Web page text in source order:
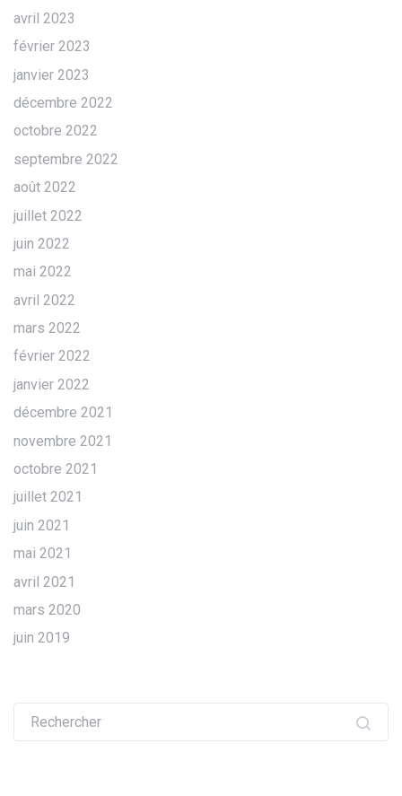
avril 2023
février 2023
janvier 2023
décembre 2022
octobre 2022
septembre 2022
août 2022
juillet 2022
juin 2022
mai 2022
avril 2022
mars 2022
février 2022
janvier 2022
décembre 2021
novembre 2021
octobre 2021
juillet 2021
juin 2021
mai 2021
avril 2021
mars 2020
juin 2019
Recherche